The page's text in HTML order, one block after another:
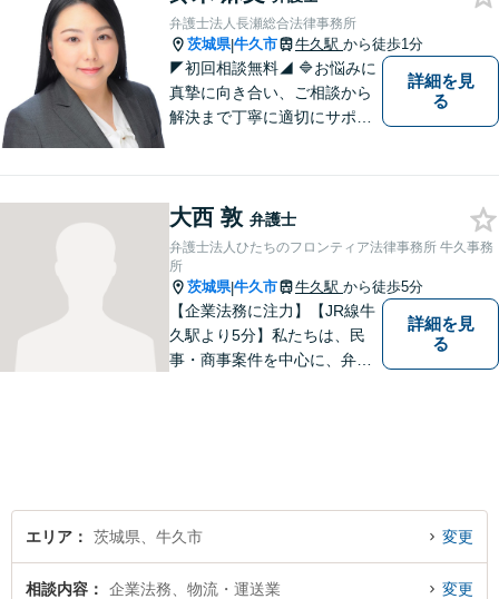
み出しましょう。お気軽にお
問い合わせください。
弁護士法人長瀬総合法律事務所
茨城県|牛久市 牛久駅 から徒歩1分
◤初回相談無料◢ 🔷お悩みに
真摯に向き合い、ご相談から
解決まで丁寧に適切にサポー
歩を踏み出しましょう。お気
軽にお問い合わせください。
詳細を見
る
大西 敦 弁護士
弁護士法人ひたちのフロンティア法律事務所 牛久事務
所
茨城県|牛久市 牛久駅 から徒歩5分
【企業法務に注力】【JR線牛
久駅より5分】私たちは、民
事・商事案件を中心に、弁護
気軽にご相談ください。
詳細を見
る
エリア 茨城県、牛久市 変更
相談内容 企業法務、物流・運送業 変更